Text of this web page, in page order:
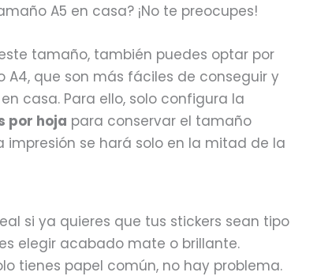
A5 en casa? ¡No te preocupes!
tamaño, también puedes optar por
A4, que son más fáciles de conseguir y
casa. Para ello, solo configura la
por hoja para conservar el tamaño
impresión se hará solo en la mitad de la
si ya quieres que tus stickers sean tipo
elegir acabado mate o brillante.
tienes papel común, no hay problema.